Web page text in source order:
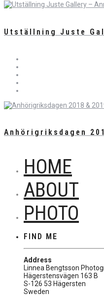
Utställning Juste
Anhörigriksdagen
HOME
ABOUT
PHOTO
FIND ME
Address
Linnea Bengtsson
Hägerstensvägen 163 B
S-126 53 Hägersten
Sweden